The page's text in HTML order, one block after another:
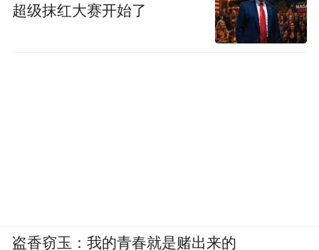
超级抹红大赛开始了
盗香窃玉：我的青春就是赌出来的